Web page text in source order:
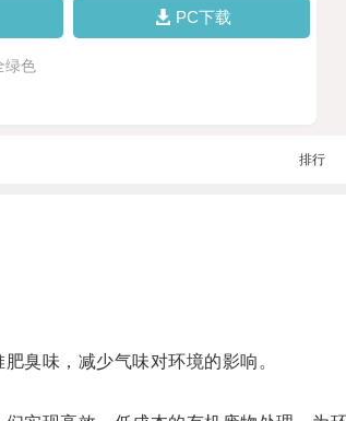
PC下载
绿色
排行
臭味，减少气味对环境的影响。